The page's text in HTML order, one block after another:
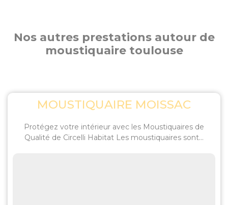
Nos autres prestations autour de
moustiquaire toulouse
MOUSTIQUAIRE MOISSAC
Protégez votre intérieur avec les Moustiquaires de
Qualité de Circelli Habitat Les moustiquaires sont...